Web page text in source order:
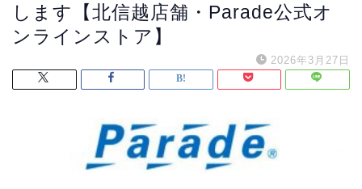
します【北信越店舗・Parade公式オ
ンラインストア】
2026年3月27日